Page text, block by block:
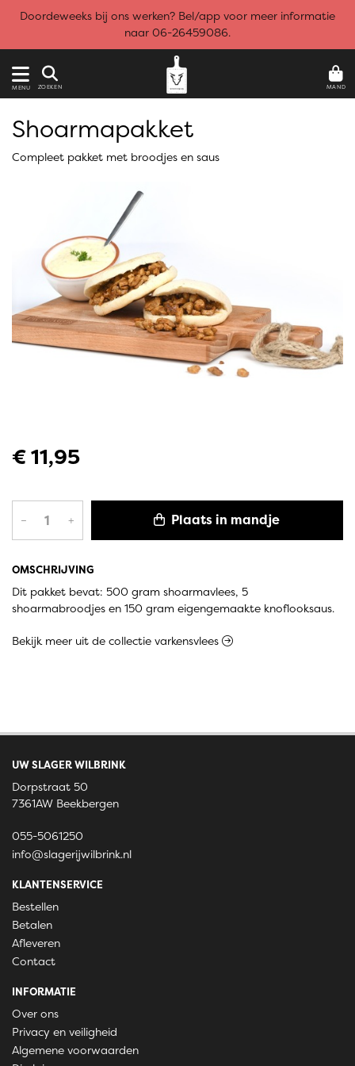
Doordeweeks bij ons werken? Bel/app voor meer informatie
naar 06-26459086.
MENU ZOEKEN MAND
OMSCHRIJVING
Dit pakket bevat: 500 gram shoarmavlees, 5
shoarmabroodjes en 150 gram eigengemaakte knoflooksaus.
Shoarmapakket
Compleet pakket met broodjes en saus
€ 11,95
– + Plaats in mandje
Bekijk meer uit de collectie varkensvlees
UW SLAGER WILBRINK
Dorpstraat 50
7361AW Beekbergen
055-5061250
info@slagerijwilbrink.nl
KLANTENSERVICE
Bestellen
Betalen
Afleveren
Contact
INFORMATIE
Over ons
Privacy en veiligheid
Algemene voorwaarden